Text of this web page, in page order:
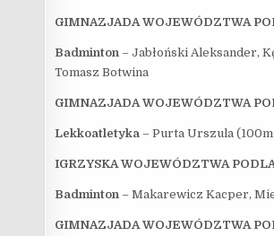
GIMNAZJADA WOJEWÓDZTWA
Badminton – Jabłoński Aleksander,
Tomasz Botwina
GIMNAZJADA WOJEWÓDZTWA
Lekkoatletyka– Purta Urszula
IGRZYSKA WOJEWÓDZTWA
Badminton – Makarewicz Kacper,
GIMNAZJADA WOJEWÓDZTWA